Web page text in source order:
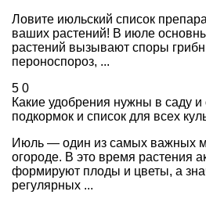
Ловите июльский список
ваших растений! В июле
растений вызывают споры
пероноспороз, ...
5 0
Какие удобрения нужны в саду
подкормок и список для всех
Июль — один из самых важных
огороде. В это время растения
формируют плоды и цветы, а
регулярных ...